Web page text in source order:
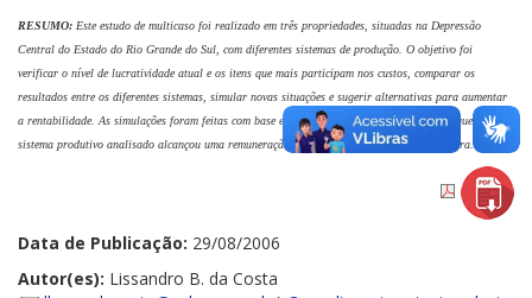
RESUMO: Este estudo de multicaso foi realizado em três propriedades, situadas na Depressão
Central do Estado do Rio Grande do Sul, com diferentes sistemas de produção. O objetivo foi
verificar o nível de lucratividade atual e os itens que mais participam nos custos, comparar os
resultados entre os diferentes sistemas, simular novas situações e sugerir alternativas para aumentar
a rentabilidade. As simulações foram feitas com base em um rebanho estável. Concluiu-se que nenhum
sistema produtivo analisado alcançou uma remuneração mínima do capital investido na terra.
Data de Publicação: 29/08/2006
Autor(es): Lissandro B. da Costa